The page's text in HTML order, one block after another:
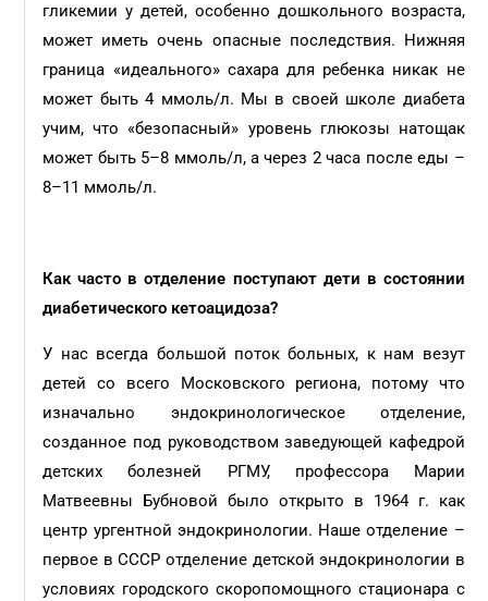
гликемии у детей, особенно дошкольного возраста,
может иметь очень опасные последствия. Нижняя
граница «идеального» сахара для ребенка никак не
может быть 4 ммоль/л. Мы в своей школе диабета
учим, что «безопасный» уровень глюкозы натощак
может быть 5–8 ммоль/л, а через 2 часа после еды –
8–11 ммоль/л.
Как часто в отделение поступают дети в состоянии
диабетического кетоацидоза?
У нас всегда большой поток больных, к нам везут
детей со всего Московского региона, потому что
изначально эндокринологическое отделение,
созданное под руководством заведующей кафедрой
детских болезней РГМУ, профессора Марии
Матвеевны Бубновой было открыто в 1964 г. как
центр ургентной эндокринологии. Наше отделение –
первое в СССР отделение детской эндокринологии в
условиях городского скоропомощного стационара с